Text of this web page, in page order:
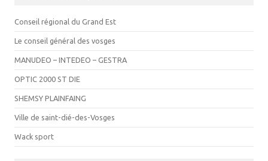
Conseil régional du Grand Est
Le conseil général des vosges
MANUDEO – INTEDEO – GESTRA
OPTIC 2000 ST DIE
SHEMSY PLAINFAING
Ville de saint-dié-des-Vosges
Wack sport